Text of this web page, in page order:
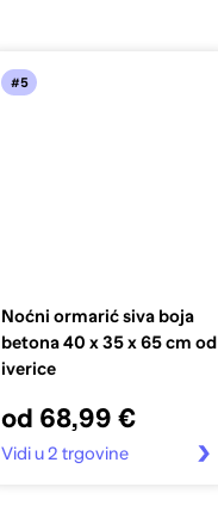
#5
Noćni ormarić siva boja
betona 40 x 35 x 65 cm od
iverice
od 68,99 €
Vidi u 2 trgovine